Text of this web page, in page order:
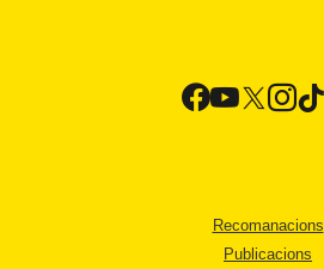
Recomanacions
Publicacions